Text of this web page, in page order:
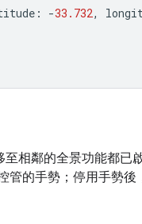
: -33.732,
相鄰的全景功能都已
管的手勢；停用手勢後